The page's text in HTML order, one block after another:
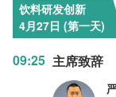
饮料研发创新
4月27日 (第一天)
09:25 主席致辞